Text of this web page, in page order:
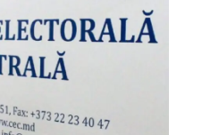
a avut o
General pentru